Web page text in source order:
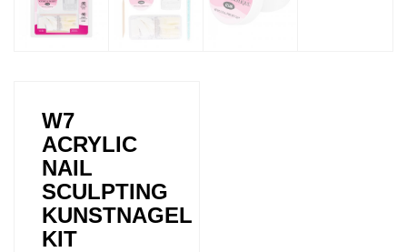
W7
ACRYLIC
NAIL
SCULPTING
KUNSTNAGEL
KIT